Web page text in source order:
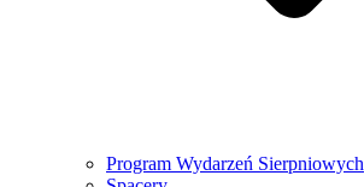
Program Wydarzeń Sierpniowych